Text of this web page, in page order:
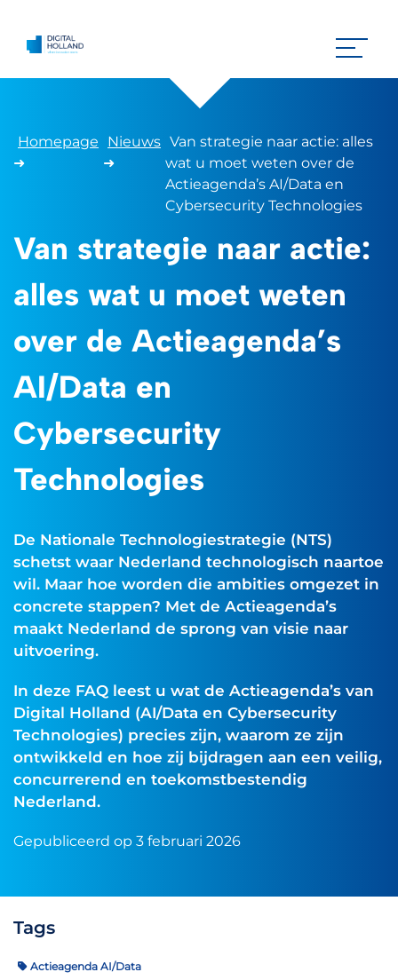
Homepage
➜
Nieuws
➜
Van strategie naar actie: alles
wat u moet weten over de
Actieagenda’s AI/Data en
Cybersecurity Technologies
Van strategie naar actie:
alles wat u moet weten
over de Actieagenda’s
AI/Data en
Cybersecurity
Technologies
De Nationale Technologiestrategie (NTS)
schetst waar Nederland technologisch naartoe
wil. Maar hoe worden die ambities omgezet in
concrete stappen? Met de Actieagenda’s
maakt Nederland de sprong van visie naar
uitvoering.
In deze FAQ leest u wat de Actieagenda’s van
Digital Holland (AI/Data en Cybersecurity
Technologies) precies zijn, waarom ze zijn
ontwikkeld en hoe zij bijdragen aan een veilig,
concurrerend en toekomstbestendig
Nederland.
Gepubliceerd op 3 februari 2026
Tags
Actieagenda AI/Data